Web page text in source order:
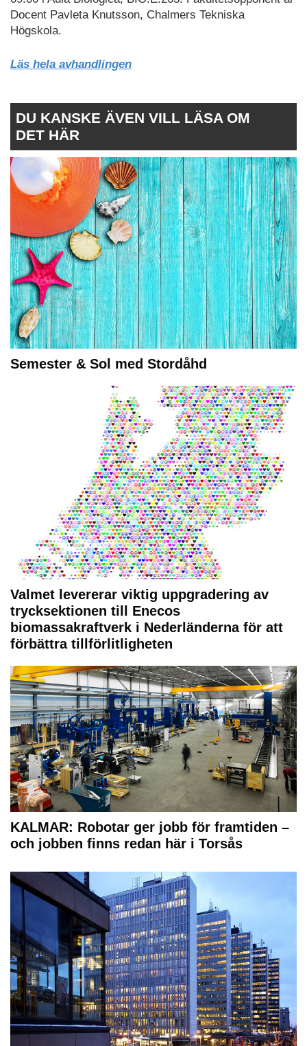
Docent Pavleta Knutsson, Chalmers Tekniska
Högskola.
Läs hela avhandlingen
DU KANSKE ÄVEN VILL LÄSA OM
DET HÄR
Semester & Sol med Stordåhd
Valmet levererar viktig uppgradering av
trycksektionen till Enecos
biomassakraftverk i Nederländerna för att
förbättra tillförlitligheten
KALMAR: Robotar ger jobb för framtiden –
och jobben finns redan här i Torsås